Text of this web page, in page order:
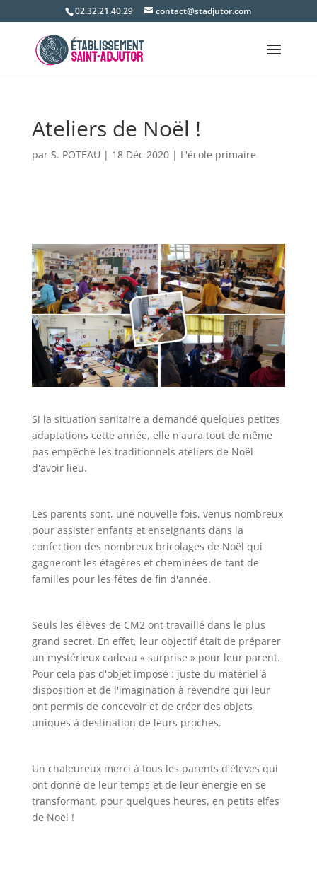
02.32.21.40.29 contact@stadjutor.com
Ateliers de Noël !
par S. POTEAU | 18 Déc 2020| L'école primaire
Si la situation sanitaire a demandé quelques petites
adaptations cette année, elle n'aura tout de même
pas empêché les traditionnels ateliers de Noël
d'avoir lieu.
Les parents sont, une nouvelle fois, venus nombreux
pour assister enfants et enseignants dans la
confection des nombreux bricolages de Noël qui
gagneront les étagères et cheminées de tant de
familles pour les fêtes de fin d'année.
Seuls les élèves de CM2 ont travaillé dans le plus
grand secret. En effet, leur objectif était de préparer
un mystérieux cadeau « surprise » pour leur parent.
Pour cela pas d'objet imposé : juste du matériel à
disposition et de l'imagination à revendre qui leur
ont permis de concevoir et de créer des objets
uniques à destination de leurs proches.
Un chaleureux merci à tous les parents d'élèves qui
ont donné de leur temps et de leur énergie en se
transformant, pour quelques heures, en petits elfes
de Noël !